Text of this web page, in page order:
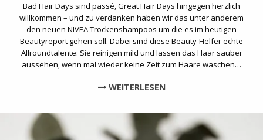
Bad Hair Days sind passé, Great Hair Days hingegen herzlich
willkommen – und zu verdanken haben wir das unter anderem
den neuen NIVEA Trockenshampoos um die es im heutigen
Beautyreport gehen soll. Dabei sind diese Beauty-Helfer echte
Allroundtalente: Sie reinigen mild und lassen das Haar sauber
aussehen, wenn mal wieder keine Zeit zum Haare waschen…
WEITERLESEN